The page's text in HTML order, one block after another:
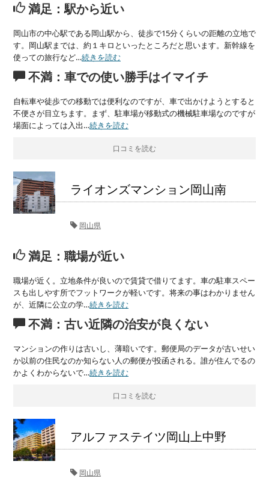
満足：駅から近い
岡山市の中心駅である岡山駅から、徒歩で15分くらいの距離の立地で
す。岡山駅までは、約１キロといったところだと思います。新幹線を
使っての旅行など…続きを読む
不満：車での使い勝手はイマイチ
自転車や徒歩での移動では便利なのですが、車で出かけようとすると
不便さが目立ちます。まず、駐車場が移動式の機械駐車場なのですが
場面によっては入出…続きを読む
口コミを読む
ライオンズマンション岡山南
岡山県
満足：職場が近い
職場が近く。立地条件が良いので賃貸で借りてます。車の駐車スペー
スも出しやす所でフットワークが軽いです。将来の事はわかりません
が、近隣に公立の学…続きを読む
不満：古い近隣の治安が良くない
マンションの作りは古いし、薄暗いです。郵便局のデータが古いせい
か以前の住民なのか知らない人の郵便が投函される。誰が住んでるの
かよくわからないで…続きを読む
口コミを読む
アルファステイツ岡山上中野
岡山県